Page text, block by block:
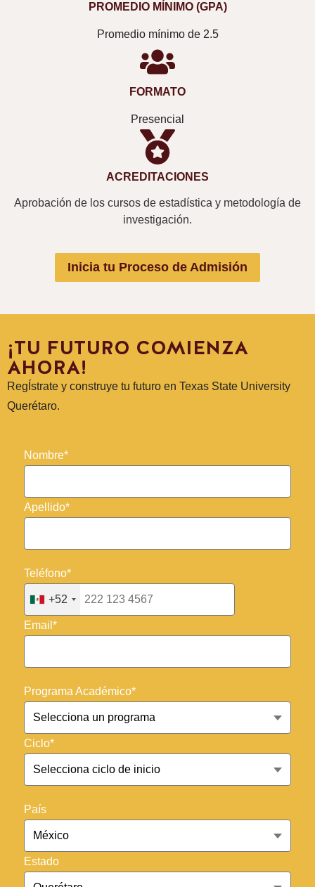
PROMEDIO MÍNIMO (GPA)
Promedio mínimo de 2.5
FORMATO
Presencial
ACREDITACIONES
Aprobación de los cursos de estadística y metodología de
investigación.
Inicia tu Proceso de Admisión
¡TU FUTURO COMIENZA
AHORA!
RegÍstrate y construye tu futuro en Texas State University
Querétaro.
Nombre*
Apellido*
Teléfono*
+52
Email*
Programa Académico*
Ciclo*
País
Estado